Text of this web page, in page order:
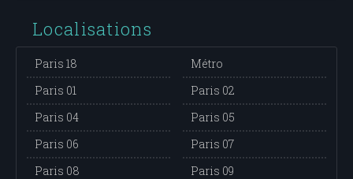
Localisations
Paris 18
Métro
Paris 01
Paris 02
Paris 04
Paris 05
Paris 06
Paris 07
Paris 08
Paris 09